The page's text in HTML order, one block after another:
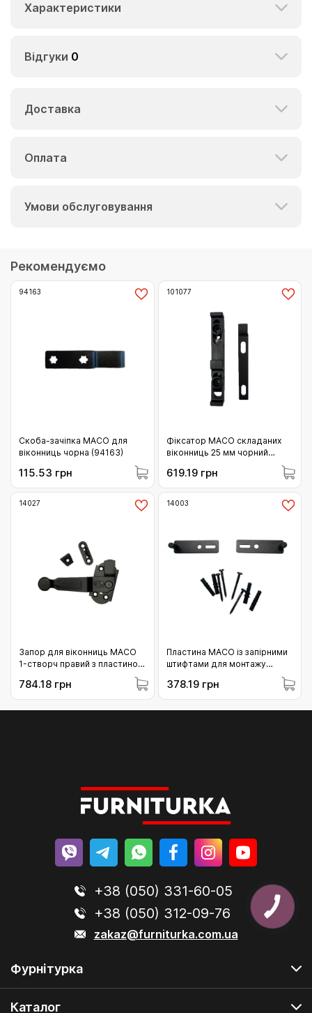
Характеристики
Відгуки 0
Доставка
Оплата
Умови обслуговування
Рекомендуємо
94163
Скоба-зачіпка MACO для
віконниць чорна (94163)
115.53 грн
101077
Фіксатор MACO складаних
віконниць 25 мм чорний
619.19 грн
14027
Запор для віконниць MACO
1-створч правий з пластиною
підкладкою правий чорний
(14027)
784.18 грн
14003
Пластина MACO із запірними
штифтами для монтажу
378.19 грн
+38 (050) 331-60-05
+38 (050) 312-09-76
zakaz@furniturka.com.ua
Фурнітурка
Каталог